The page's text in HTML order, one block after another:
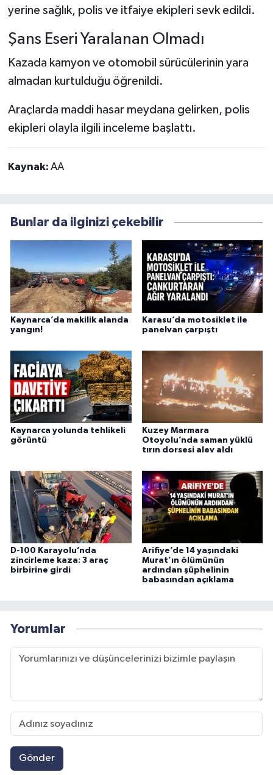
yerine sağlık, polis ve itfaiye ekipleri sevk edildi.
Şans Eseri Yaralanan Olmadı
Kazada kamyon ve otomobil sürücülerinin yara
almadan kurtulduğu öğrenildi.
Araçlarda maddi hasar meydana gelirken, polis
ekipleri olayla ilgili inceleme başlattı.
Kaynak: AA
Bunlar da ilginizi çekebilir
Kaynarca’da makilik alanda
yangın!
Karasu’da motosiklet ile
panelvan çarpıştı
Kaynarca yolunda tehlikeli
görüntü
Kuzey Marmara
Otoyolu’nda saman yüklü
tırın dorsesi alev aldı
D-100 Karayolu’nda
zincirleme kaza: 3 araç
birbirine girdi
Arifiye’de 14 yaşındaki
Murat’ın ölümünün
ardından şüphelinin
babasından açıklama
Yorumlar
Gönder